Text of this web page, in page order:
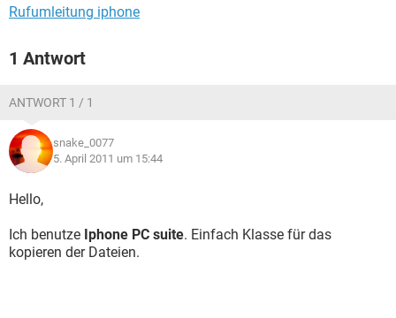
Rufumleitung iphone
1 Antwort
ANTWORT 1 / 1
snake_0077
5. April 2011 um 15:44
Hello,
Ich benutze Iphone PC suite. Einfach Klasse für das
kopieren der Dateien.